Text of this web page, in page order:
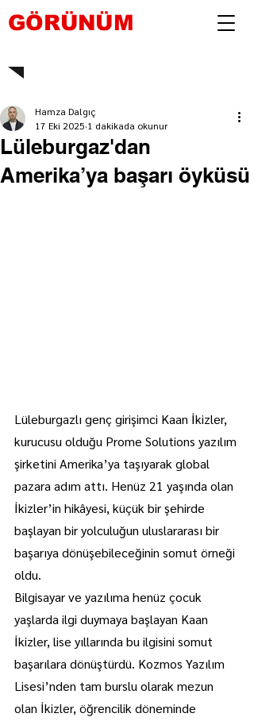
GÖRÜNÜM
Lüleburgaz'dan
Amerika’ya başarı öyküsü
Hamza Dalgıç
17 Eki 2025 1 dakikada okunur
Lüleburgazlı genç girişimci Kaan İkizler,
kurucusu olduğu Prome Solutions yazılım
şirketini Amerika’ya taşıyarak global
pazara adım attı. Henüz 21 yaşında olan
İkizler’in hikâyesi, küçük bir şehirde
başlayan bir yolculuğun uluslararası bir
başarıya dönüşebileceğinin somut örneği
oldu.
Bilgisayar ve yazılıma henüz çocuk
yaşlarda ilgi duymaya başlayan Kaan
İkizler, lise yıllarında bu ilgisini somut
başarılara dönüştürdü. Kozmos Yazılım
Lisesi’nden tam burslu olarak mezun
olan İkizler, öğrencilik döneminde